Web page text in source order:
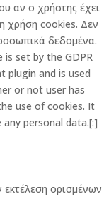
αν ο χρήστης έχει
χρήση cookies. Δεν
δεδομένα.
is set by the GDPR
plugin and is used
or not user has
use of cookies. It
personal data.[:]
ορισμένων